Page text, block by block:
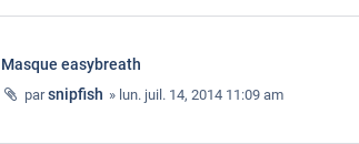
Masque easybreath
parsnipfish » lun. juil. 14, 2014 11:09 am